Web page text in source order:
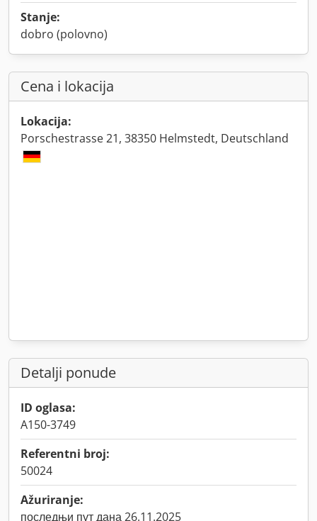
Stanje:
dobro (polovno)
Cena i lokacija
Lokacija:
Porschestrasse 21, 38350 Helmstedt, Deutschland
Detalji ponude
ID oglasa:
A150-3749
Referentni broj:
50024
Ažuriranje:
последњи пут дана 26.11.2025